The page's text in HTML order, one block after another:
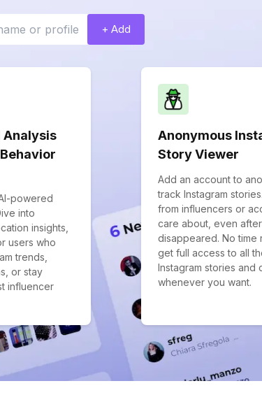
+ Add
Analysis
powered
into
insights,
users who
trends,
or stay
influencer
Anonymous
Story Viewer
Add an account to
track Instagram
from influencers or
care about, even
disappeared. No
get full access to all
Instagram stories and
whenever you want.